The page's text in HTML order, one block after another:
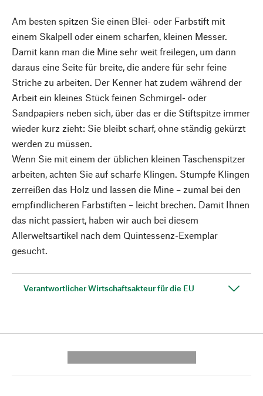
Am besten spitzen Sie einen Blei- oder Farbstift mit
einem Skalpell oder einem scharfen, kleinen Messer.
Damit kann man die Mine sehr weit freilegen, um dann
daraus eine Seite für breite, die andere für sehr feine
Striche zu arbeiten. Der Kenner hat zudem während der
Arbeit ein kleines Stück feinen Schmirgel- oder
Sandpapiers neben sich, über das er die Stiftspitze immer
wieder kurz zieht: Sie bleibt scharf, ohne ständig gekürzt
werden zu müssen.
Wenn Sie mit einem der üblichen kleinen Taschenspitzer
arbeiten, achten Sie auf scharfe Klingen. Stumpfe Klingen
zerreißen das Holz und lassen die Mine – zumal bei den
empfindlicheren Farbstiften – leicht brechen. Damit Ihnen
das nicht passiert, haben wir auch bei diesem
Allerweltsartikel nach dem Quintessenz-Exemplar
gesucht.
Verantwortlicher Wirtschaftsakteur für die EU